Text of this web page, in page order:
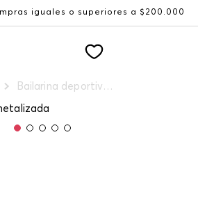
iguales o superiores a $200.000
Bailarina deportiva metalizada